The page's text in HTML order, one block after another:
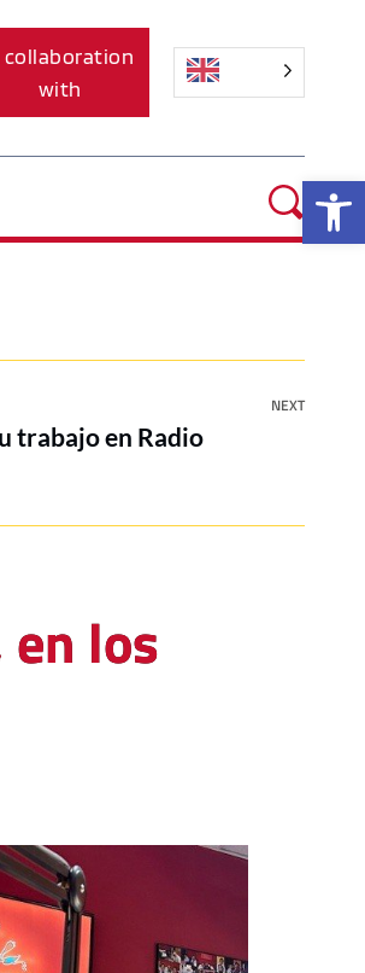
collaboration
with
NEXT
trabajo en Radio
los